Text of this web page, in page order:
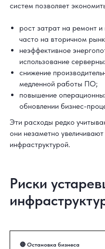
систем позволяет
рост затрат на ремонт и
часто на вторичном
неэффективное
использование
снижение
медленной работы ПО;
повышение
обновлении бизнес-
Эти расходы редко
они незаметно
инфраструктурой.
Риски
🔴 Остановка бизнеса